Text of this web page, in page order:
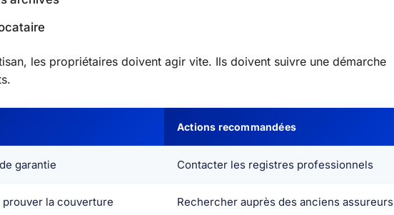
les propriétaires doivent agir vite. Ils doivent suivre une démarche
Actions recommandées
garantie Contacter les registres professionnels
la couverture Rechercher auprès des anciens assureurs